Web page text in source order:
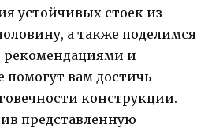
устойчивых стоек из
а также поделимся
и
помогут вам достичь
конструкции.
представленную